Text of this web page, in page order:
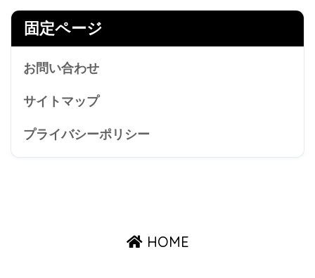
固定ページ
お問い合わせ
サイトマップ
プライバシーポリシー
HOME